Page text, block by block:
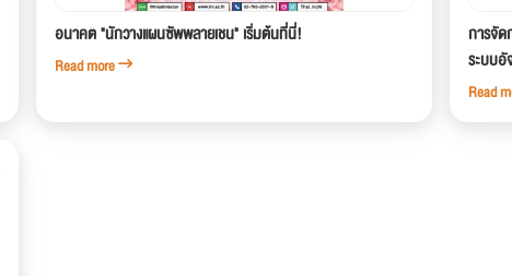
อนาคต "นักวางแผนซัพพลายเชน" เริ่มต้นที่นี่!
Read more
การจัด
ระบบอั
Read